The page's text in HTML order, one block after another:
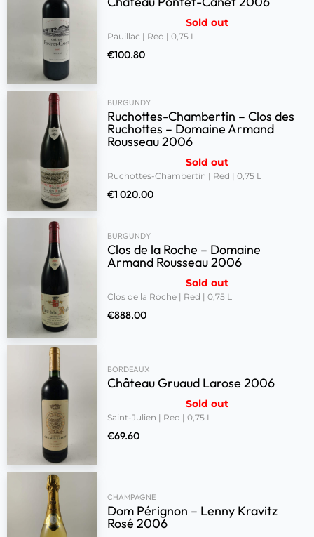
Sold out
Pauillac | Red | 0,75 L
€100.80
BURGUNDY
Ruchottes-Chambertin – Clos des
Ruchottes – Domaine Armand
Rousseau 2006
Sold out
Ruchottes-Chambertin | Red | 0,75 L
€1 020.00
BURGUNDY
Clos de la Roche – Domaine
Armand Rousseau 2006
Sold out
Clos de la Roche | Red | 0,75 L
€888.00
BORDEAUX
Château Gruaud Larose 2006
Sold out
Saint-Julien | Red | 0,75 L
€69.60
CHAMPAGNE
Dom Pérignon – Lenny Kravitz
Rosé 2006